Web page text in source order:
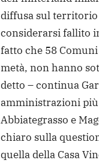
diffusa sul territorio
considerarsi fallito
fatto che 58
metà, non hanno
detto – continua
amministrazioni
Abbiategrasso e
chiaro sulla
quella della Casa